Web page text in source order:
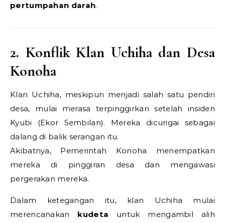
pertumpahan darah.
2. Konflik Klan Uchiha dan Desa
Konoha
Klan Uchiha, meskipun menjadi salah satu pendiri
desa, mulai merasa terpinggirkan setelah insiden
Kyubi (Ekor Sembilan). Mereka dicurigai sebagai
dalang di balik serangan itu.
Akibatnya, Pemerintah Konoha menempatkan
mereka di pinggiran desa dan mengawasi
pergerakan mereka.
Dalam ketegangan itu, klan Uchiha mulai
merencanakan kudeta untuk mengambil alih